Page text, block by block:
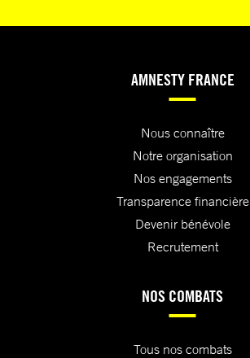
AMNESTY FRANCE
Nous connaître
Notre organisation
Nos engagements
Transparence financière
Devenir bénévole
Recrutement
NOS COMBATS
Tous nos combats